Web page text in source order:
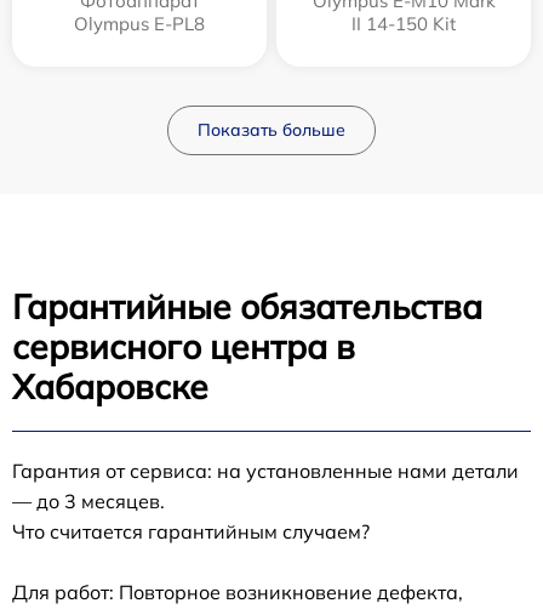
Olympus E-PL8
II 14-150 Kit
Показать больше
Гарантийные обязательства
сервисного центра в
Хабаровске
Гарантия от сервиса: на установленные нами детали
— до 3 месяцев.
Что считается гарантийным случаем?
Для работ: Повторное возникновение дефекта,